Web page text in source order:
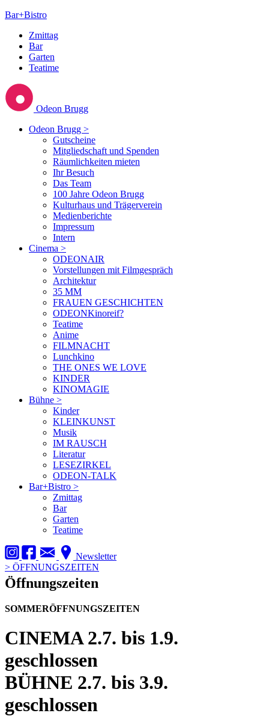
Bar+Bistro
Zmittag
Bar
Garten
Teatime
Odeon Brugg
Odeon Brugg >
Gutscheine
Mitgliedschaft und Spenden
Räumlichkeiten mieten
Ihr Besuch
Das Team
100 Jahre Odeon Brugg
Kulturhaus und Trägerverein
Medienberichte
Impressum
Intern
Cinema >
ODEONAIR
Vorstellungen mit Filmgespräch
Architektur
35 MM
FRAUEN GESCHICHTEN
ODEONKinoreif?
Teatime
Anime
FILMNACHT
Lunchkino
THE ONES WE LOVE
KINDER
KINOMAGIE
Bühne >
Kinder
KLEINKUNST
Musik
IM RAUSCH
Literatur
LESEZIRKEL
ODEON-TALK
Bar+Bistro >
Zmittag
Bar
Garten
Teatime
Newsletter
> ÖFFNUNGSZEITEN
Öffnungszeiten
SOMMERÖFFNUNGSZEITEN
CINEMA2.7. bis 1.9.
geschlossen
BÜHNE 2.7. bis 3.9.
geschlossen